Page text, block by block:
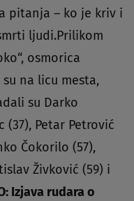
pitanja – ko je kriv i
ljudi.Prilikom
osmorica
na licu mesta,
su Darko
(37), Petar Petrović
Čokorilo (57),
Živković (59) i
Izjava rudara o